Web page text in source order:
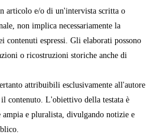
articolo e/o di un'intervista scritta o
non implica necessariamente la
contenuti espressi. Gli elaborati possono
o ricostruzioni storiche anche di
attribuibili esclusivamente all'autore
contenuto. L'obiettivo della testata è
e pluralista, divulgando notizie e